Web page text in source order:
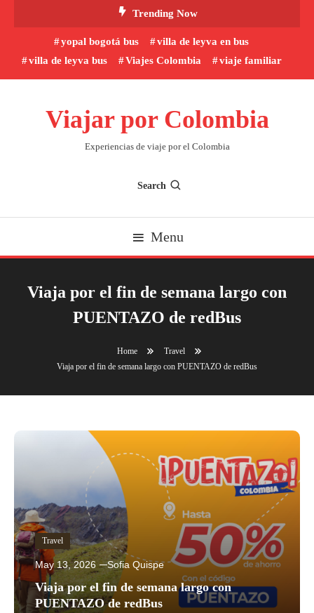
Trending Now
yopal bogotá bus
villa de leyva en bus
villa de leyva bus
Viajes Colombia viaje familiar
Viajar por Colombia
Experiencias de viaje por el Colombia
Search
Menu
Viaja por el fin de semana largo con
PUENTAZO de redBus
Home
Travel
Viaja por el fin de semana largo con PUENTAZO de redBus
Travel
May 13, 2026 Sofia Quispe
Viaja por el fin de semana largo con
PUENTAZO de redBus